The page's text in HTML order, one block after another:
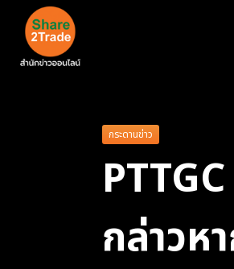
กระดานข่าว
กล่าวห